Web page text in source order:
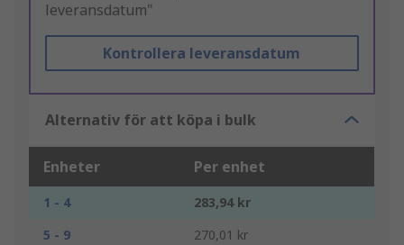
leveransdatum"
Kontrollera leveransdatum
Alternativ för att köpa i bulk
Enheter Per enhet
1 - 4
283,94 kr
5 - 9
270,01 kr